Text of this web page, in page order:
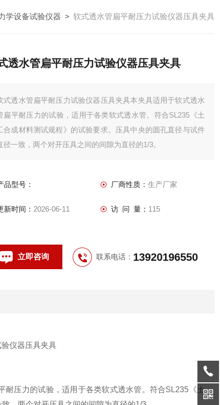
学设备试验仪器 > 软式透水管扁平耐压力试验仪器压具夹具
透水管扁平耐压力试验仪器压具夹具
式透水管扁平耐压力试验仪器压具夹具本夹具适用于软式透水
扁平耐压力的试验，适用于各类软式透水管。符合SL235《土
合成材料测试规程》的试验要求。压具中央的圆孔直径与试件
径一致，两个对开压具之间的间隙为直径的1/3。
品型号： 厂商性质： 生产厂家
新时间： 2026-06-11 访 问 量： 115
立即咨询 联系电话： 13920196550
耐压力的试验，适用于各类软式透水管。符合SL235 《土